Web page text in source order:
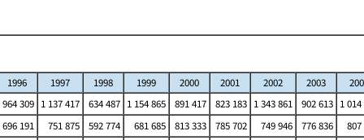
1996 1997 1998 1999 2000 2001 2002 2003
964 309 1 137 417 634 487 1 154 865 891 417 823 183 1 343 861 902 613 1
696 191 751 875 592 774 681 685 813 333 785 702 749 946 776 836
807